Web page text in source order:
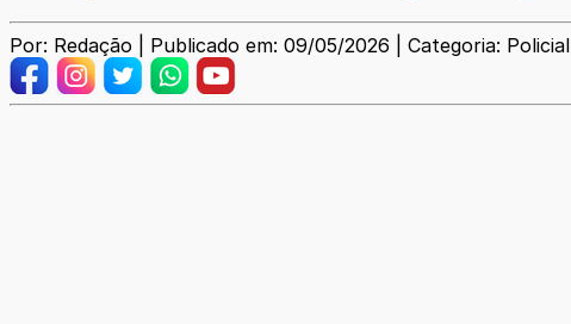
Por: Redação | Publicado em: 09/05/2026 | Categoria: Policial